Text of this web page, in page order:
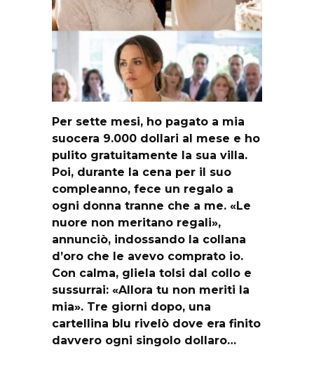
Per sette mesi, ho pagato a mia
suocera 9.000 dollari al mese e ho
pulito gratuitamente la sua villa.
Poi, durante la cena per il suo
compleanno, fece un regalo a
ogni donna tranne che a me. «Le
nuore non meritano regali»,
annunciò, indossando la collana
d’oro che le avevo comprato io.
Con calma, gliela tolsi dal collo e
sussurrai: «Allora tu non meriti la
mia». Tre giorni dopo, una
cartellina blu rivelò dove era finito
davvero ogni singolo dollaro…